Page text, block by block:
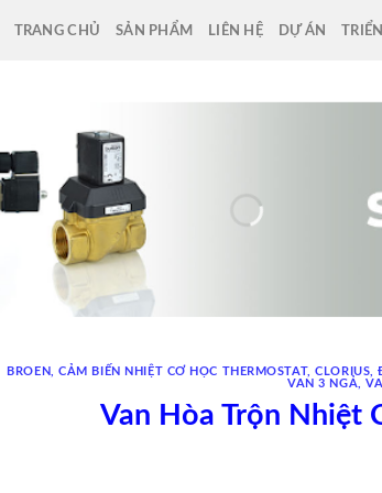
TRANG CHỦ SẢN PHẨM LIÊN HỆ DỰ ÁN
BROEN,CẢM BIẾN NHIỆT CƠ HỌC THERMOSTAT,CLORIUS,
VAN 3 NGẢ,
Van Hòa Trộn Nhiệt